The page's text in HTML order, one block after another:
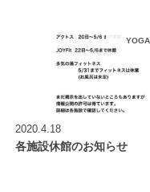
YOGA
2020.4.18
各施設休館のお知らせ